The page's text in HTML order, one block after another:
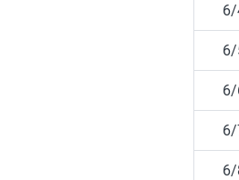
6/
6/
6/
6/
6/